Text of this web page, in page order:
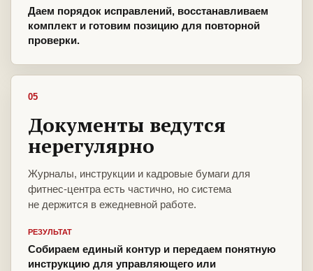
Даем порядок исправлений, восстанавливаем
комплект и готовим позицию для повторной
проверки.
05
Документы ведутся
нерегулярно
Журналы, инструкции и кадровые бумаги для
фитнес-центра есть частично, но система
не держится в ежедневной работе.
РЕЗУЛЬТАТ
Собираем единый контур и передаем понятную
инструкцию для управляющего или